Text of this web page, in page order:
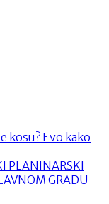
kosu? Evo kako
PLANINARSKI
GRADU